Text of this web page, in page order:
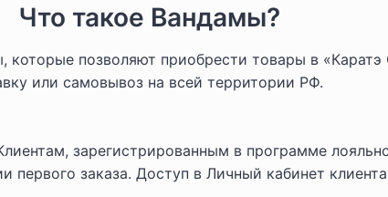
Что такое Вандамы?
позволяют приобрести товары в
или самовывоз на всей территории РФ.
зарегистрированным в программе
первого заказа. Доступ в Личный кабинет